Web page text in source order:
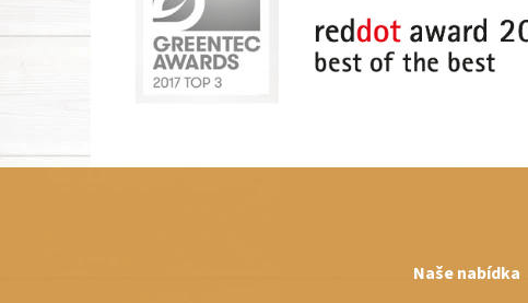
Naše nabídka